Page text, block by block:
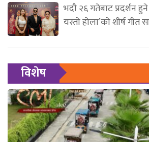
भदौ २६ गतेबाट प्रदर्शन
यस्तो होला’को शीर्ष
विशेष